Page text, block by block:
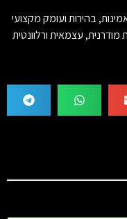
בהירות ועומק מקצועי
עצמאית ורלוונטית